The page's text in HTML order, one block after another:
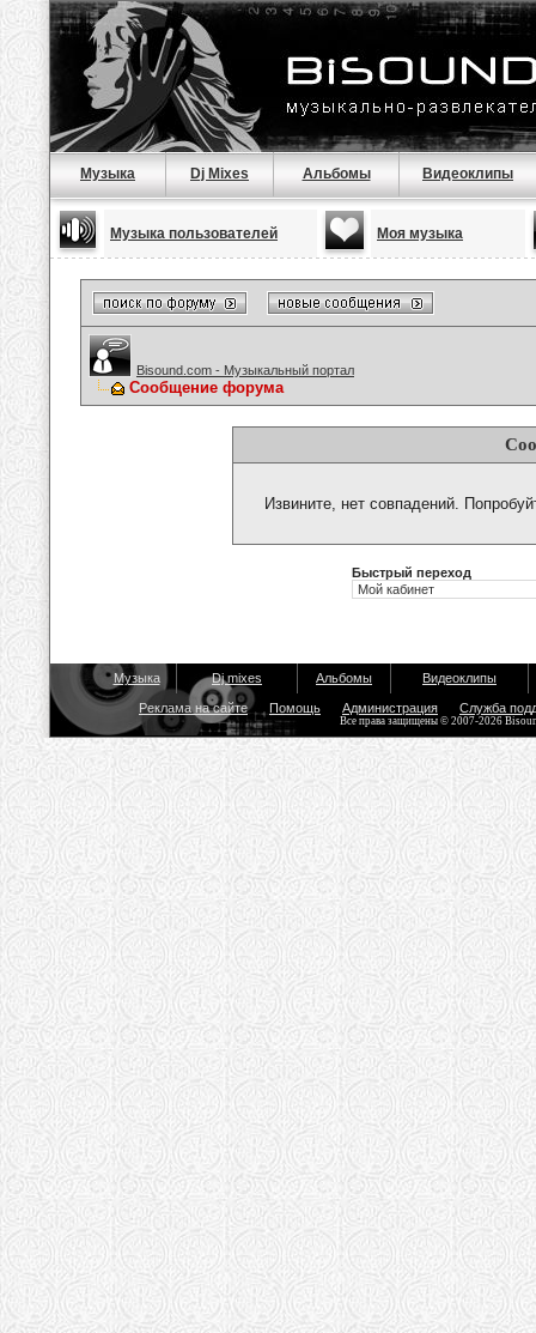
Музыка Dj Mixes Альбомы Видеоклипы
Музыка пользователей Моя музыка
Bisound.com - Музыкальный портал
Сообщение форума
Извините, нет совпадений.
Быстрый переход
Музыка Dj mixes Альбомы Видеоклипы
Реклама на сайте Помощь Администрация Служба
Все права защищены © 2007-2026